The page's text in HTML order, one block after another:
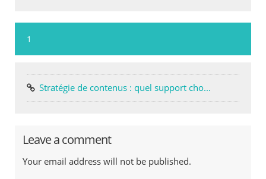
1
Stratégie de contenus : quel support cho...
Leave a comment
Your email address will not be published.